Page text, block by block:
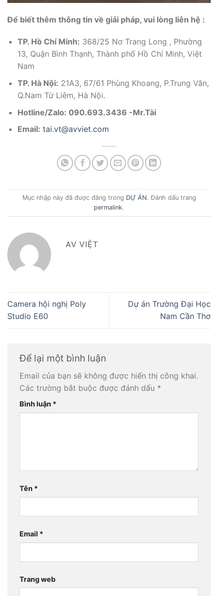
Để biết thêm thông tin về giải pháp, vui lòng liên hệ :
TP. Hồ Chí Minh: 368/25 Nơ Trang Long , Phường
13, Quận Bình Thạnh, Thành phố Hồ Chí Minh, Việt
Nam
TP. Hà Nội: 21A3, 67/61 Phùng Khoang, P.Trung Văn,
Q.Nam Từ Liêm, Hà Nội.
Hotline/Zalo: 090.693.3436 -Mr.Tài
Email: tai.vt@avviet.com
Mục nhập này đã được đăng trong DỰ ÁN. Đánh dấu trang
permalink.
AV VIỆT
Camera hội nghị Poly
Studio E60
Dự án Trường Đại Học
Nam Cần Thơ
Để lại một bình luận
Email của bạn sẽ không được hiển thị công khai.
Các trường bắt buộc được đánh dấu *
Bình luận *
Tên *
Email *
Trang web